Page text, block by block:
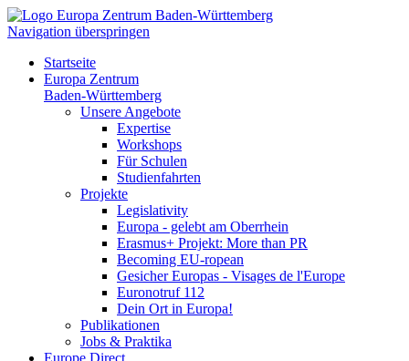
Navigation überspringen
Startseite
Europa Zentrum
Baden-Württemberg
Unsere Angebote
Expertise
Workshops
Für Schulen
Studienfahrten
Projekte
Legislativity
Europa - gelebt am Oberrhein
Erasmus+ Projekt: More than PR
Becoming EU-ropean
Gesicher Europas - Visages de l'Europe
Euronotruf 112
Dein Ort in Europa!
Publikationen
Jobs & Praktika
Europe Direct